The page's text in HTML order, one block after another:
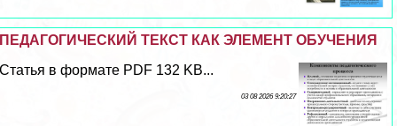
ПЕДАГОГИЧЕСКИЙ ТЕКСТ КАК ЭЛЕМЕНТ ОБУЧЕНИЯ
Статья в формате PDF 132 KB...
03 08 2026 9:20:27